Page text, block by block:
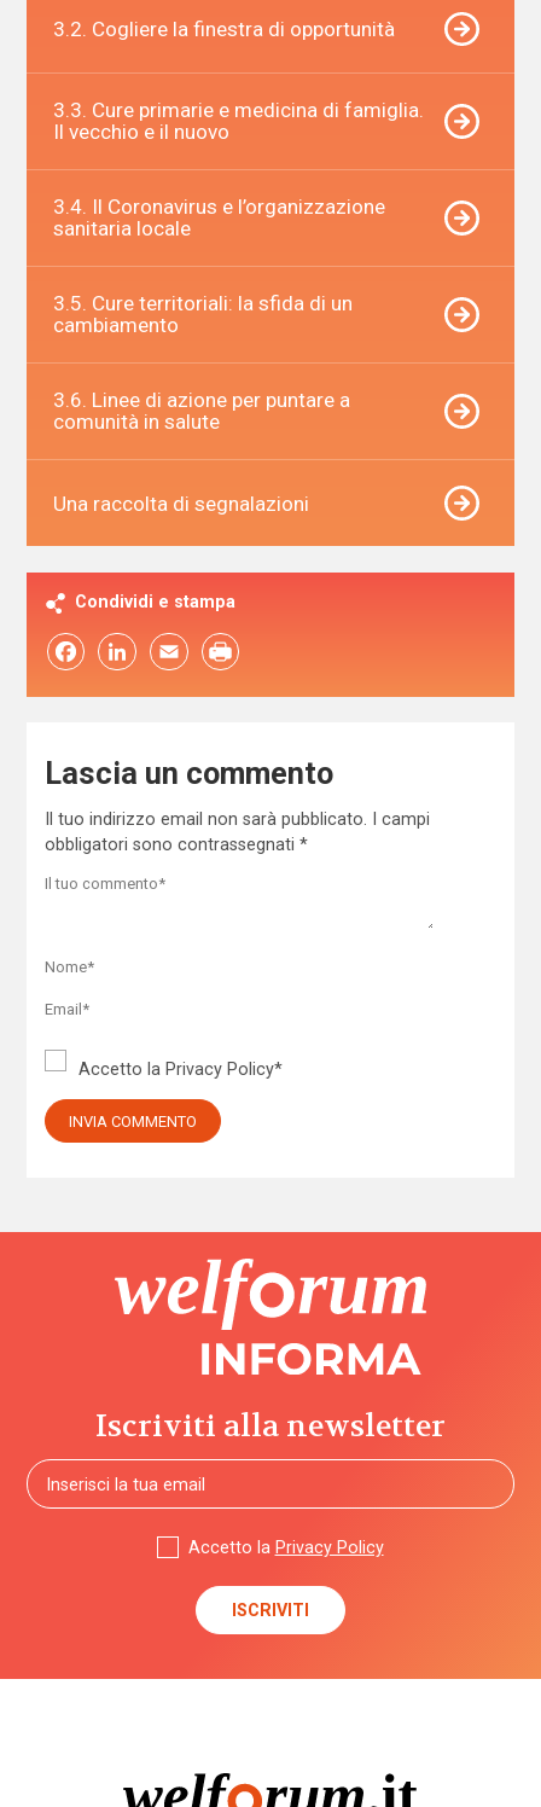
3.2. Cogliere la finestra di opportunità
3.3. Cure primarie e medicina di famiglia.
Il vecchio e il nuovo
3.4. Il Coronavirus e l’organizzazione
sanitaria locale
3.5. Cure territoriali: la sfida di un
cambiamento
3.6. Linee di azione per puntare a
comunità in salute
Una raccolta di segnalazioni
Condividi e stampa
FacebookLinkedIn Email
Lascia un commento
Il tuo indirizzo email non sarà pubblicato.
I campi
obbligatori sono contrassegnati *
Accetto la Privacy Policy*
Iscriviti alla newsletter
Accetto la Privacy Policy